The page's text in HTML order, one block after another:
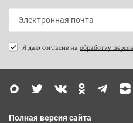
Я даю согласие на обработку
Полная версия сайта